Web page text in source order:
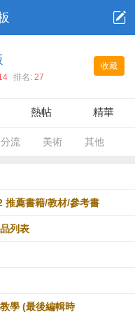
收藏
排名:27
熱帖 精華
分流 美術 其他
薦書籍/教材/參考書
列表
學 (最後編輯時